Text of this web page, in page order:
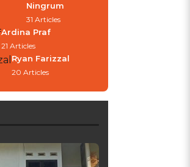
Ningrum
31 Articles
Ardina Praf
21 Articles
Ryan Farizzal
20 Articles